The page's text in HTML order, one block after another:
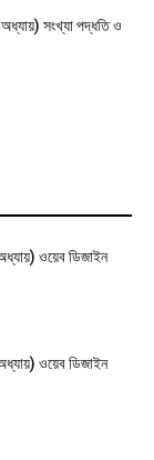
সংখ্যা পদ্ধতি ও
ওয়েব ডিজাইন
ওয়েব ডিজাইন